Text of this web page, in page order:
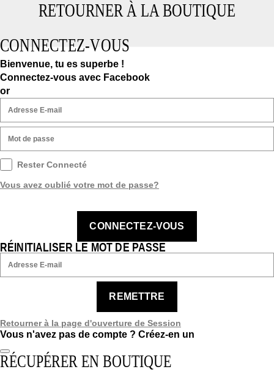
RETOURNER À LA BOUTIQUE
CONNECTEZ-VOUS
Bienvenue, tu es superbe !
Connectez-vous avec Facebook
or
Rester Connecté
Vous avez oublié votre mot de passe?
CONNECTEZ-VOUS
RÉINITIALISER LE MOT DE PASSE
REMETTRE
Retourner à la page d'ouverture de Session
Vous n'avez pas de compte ? Créez-en un
RÉCUPÉRER EN BOUTIQUE